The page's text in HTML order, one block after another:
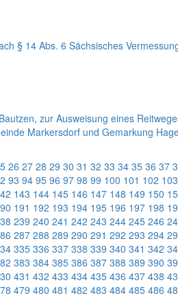
§ 14 Abs. 6 Sächsisches
zur Ausweisung eines
Markersdorf und Gemarkung
26 27 28 29 30 31 32 33 34 35 36 37
93 94 95 96 97 98 99 100 101 102 103
143 144 145 146 147 148 149 150
191 192 193 194 195 196 197 198
239 240 241 242 243 244 245 246
287 288 289 290 291 292 293 294
335 336 337 338 339 340 341 342
383 384 385 386 387 388 389 390
431 432 433 434 435 436 437 438
479 480 481 482 483 484 485 486